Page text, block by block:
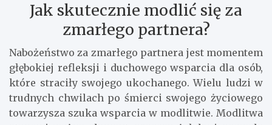
Jak skutecznie modlić się za
zmarłego partnera?
Nabożeństwo za zmarłego partnera jest momentem
głębokiej refleksji i duchowego wsparcia dla osób,
które straciły swojego ukochanego. Wielu ludzi w
trudnych chwilach po śmierci swojego życiowego
towarzysza szuka wsparcia w modlitwie. Modlitwa